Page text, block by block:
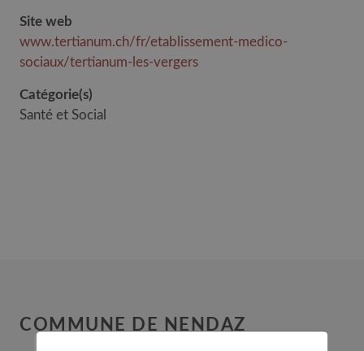
Site web
www.tertianum.ch/fr/etablissement-medico-
sociaux/tertianum-les-vergers
Catégorie(s)
Santé et Social
COMMUNE DE NENDAZ